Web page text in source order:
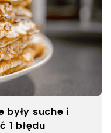
były suche i
1 błędu